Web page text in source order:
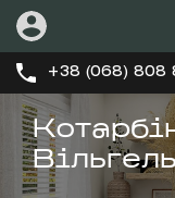
+38 (068) 808